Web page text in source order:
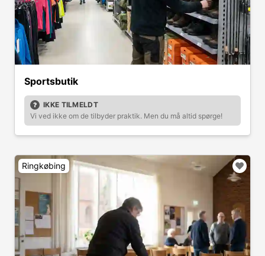
Sportsbutik
IKKE TILMELDT
Vi ved ikke om de tilbyder praktik. Men du må altid spørge!
Ringkøbing